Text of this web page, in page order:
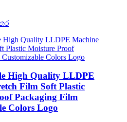
High Quality LLDPE
Film Soft Plastic
Packaging Film
Colors Logo